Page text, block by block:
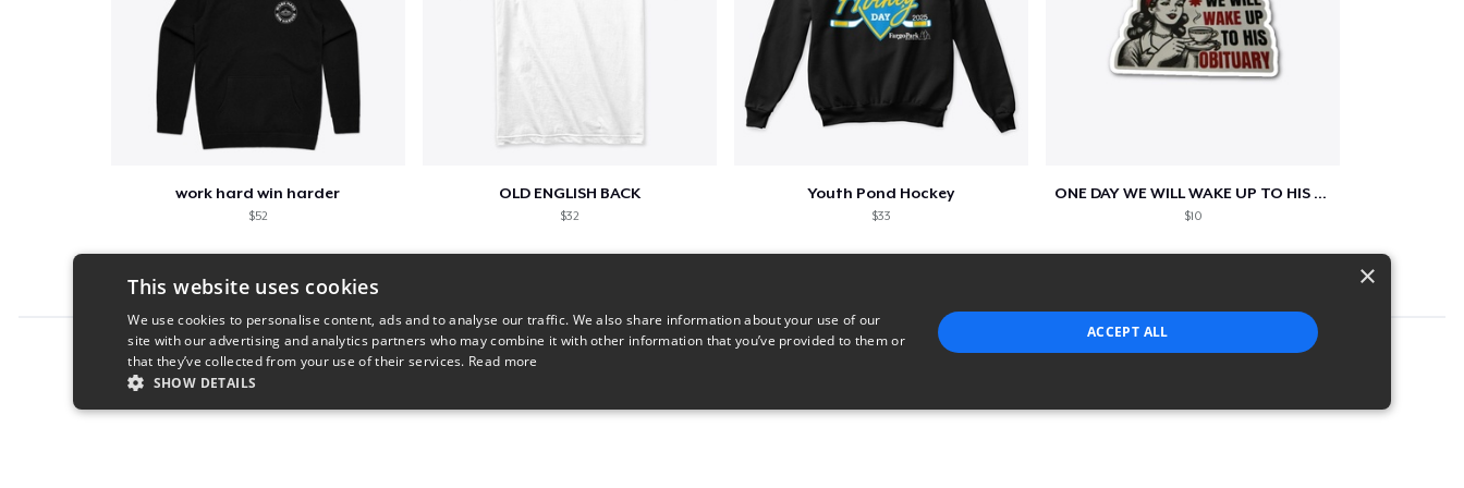
work hard win harder
$52
OLD ENGLISH BACK
$32
Youth Pond Hockey
$33
ONE DAY WE WILL WAKE UP TO HIS OBITUARY
$10
Report this product
×
This website uses cookies
We use cookies to personalise content, ads and to analyse our traffic. We also share information about your use of our
site with our advertising and analytics partners who may combine it with other information that you’ve provided to them or
that they’ve collected from your use of their services. Read more
SHOW DETAILS
ACCEPT ALL